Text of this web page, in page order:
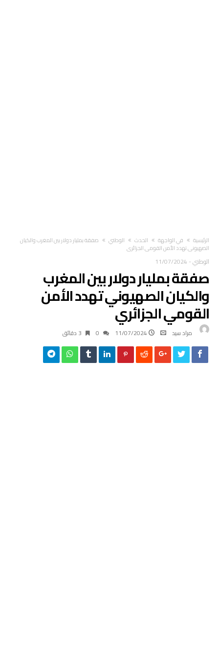
‫الرئيسية‬ في الواجهة الحدث الوطني
صفقة بمليار دولار بين المغرب والكيان
الصهيوني تهدد الأمن القومي الجزائري
الوطني-
11/07/2024
صفقة بمليار دولار بين المغرب
والكيان الصهيوني تهدد الأمن
القومي الجزائري
مراد سيد 11/07/2024 3 ‫دقائق‬